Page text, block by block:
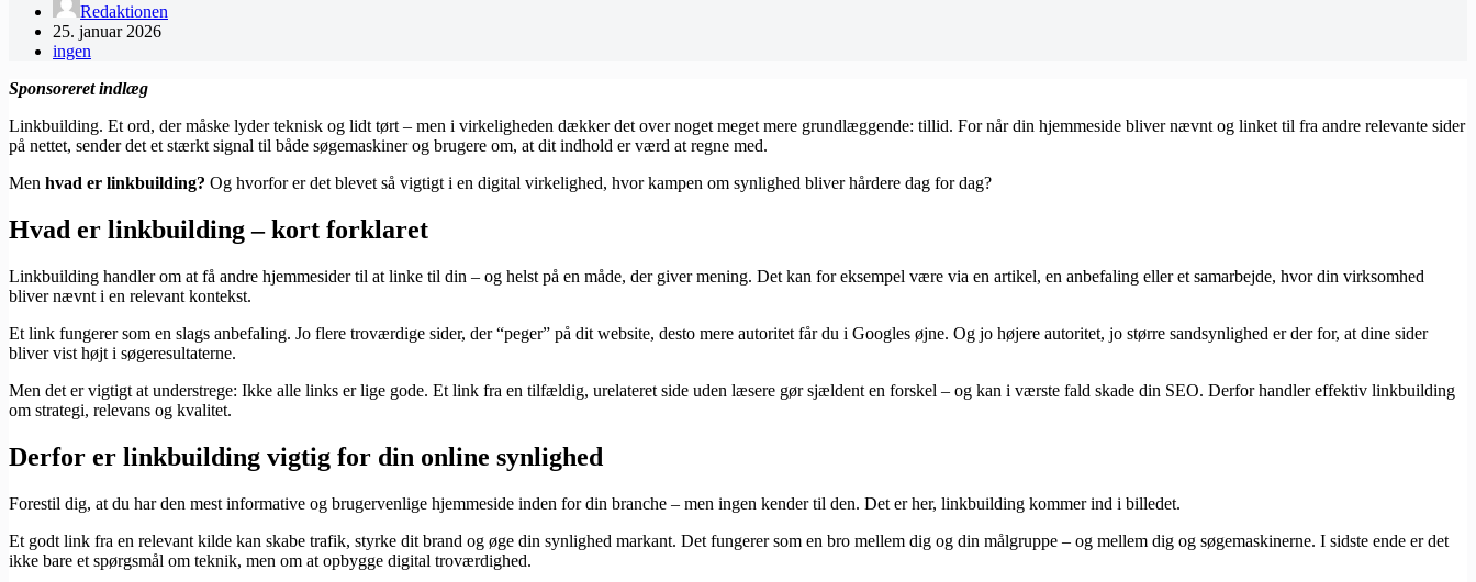
Redaktionen
25. januar 2026
ingen
Sponsoreret indlæg
Linkbuilding. Et ord, der måske lyder teknisk og lidt tørt – men i virkeligheden dækker det over noget meget mere grundlæggende: tillid. For når din hjemmeside bliver nævnt og linket til fra andre relevante sider
på nettet, sender det et stærkt signal til både søgemaskiner og brugere om, at dit indhold er værd at regne med.
Men hvad er linkbuilding? Og hvorfor er det blevet så vigtigt i en digital virkelighed, hvor kampen om synlighed bliver hårdere dag for dag?
Hvad er linkbuilding – kort forklaret
Linkbuilding handler om at få andre hjemmesider til at linke til din – og helst på en måde, der giver mening. Det kan for eksempel være via en artikel, en anbefaling eller et samarbejde, hvor din virksomhed
bliver nævnt i en relevant kontekst.
Et link fungerer som en slags anbefaling. Jo flere troværdige sider, der “peger” på dit website, desto mere autoritet får du i Googles øjne. Og jo højere autoritet, jo større sandsynlighed er der for, at dine sider
bliver vist højt i søgeresultaterne.
Men det er vigtigt at understrege: Ikke alle links er lige gode. Et link fra en tilfældig, urelateret side uden læsere gør sjældent en forskel – og kan i værste fald skade din SEO. Derfor handler effektiv linkbuilding
om strategi, relevans og kvalitet.
Derfor er linkbuilding vigtig for din online synlighed
Forestil dig, at du har den mest informative og brugervenlige hjemmeside inden for din branche – men ingen kender til den. Det er her, linkbuilding kommer ind i billedet.
Et godt link fra en relevant kilde kan skabe trafik, styrke dit brand og øge din synlighed markant. Det fungerer som en bro mellem dig og din målgruppe – og mellem dig og søgemaskinerne. I sidste ende er det
ikke bare et spørgsmål om teknik, men om at opbygge digital troværdighed.